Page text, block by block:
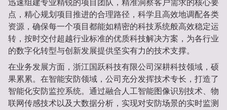
迅速组建专业精锐的项目团队，精准洞察客户需求的核心要
点，精心规划项目推进的合理路径，科学且高效地调配各类
资源，确保每一个项目都能如精密的科技系统般高效稳定运
转，按时交付超越行业标准的优质科技解决方案，为各行业
的数字化转型与创新发展提供坚实有力的技术支撑。
在业务发展方面，浙江国跃科技有限公司深耕科技领域，硕
果累累。在智能安防领域，公司充分发挥技术专长，打造了
智能化安防监控系统。通过融合人工智能图像识别技术、物
联网传感技术以及大数据分析，实现对安防场景的实时监测